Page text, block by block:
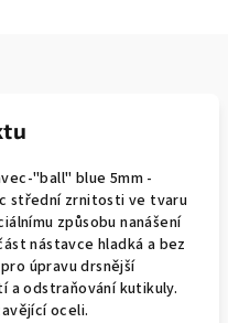
"ball" blue 5mm -
střední zrnitosti ve tvaru
způsobu nanášení
nástavce hladká a bez
úpravu drsnější
a odstraňování kutikuly.
oceli.